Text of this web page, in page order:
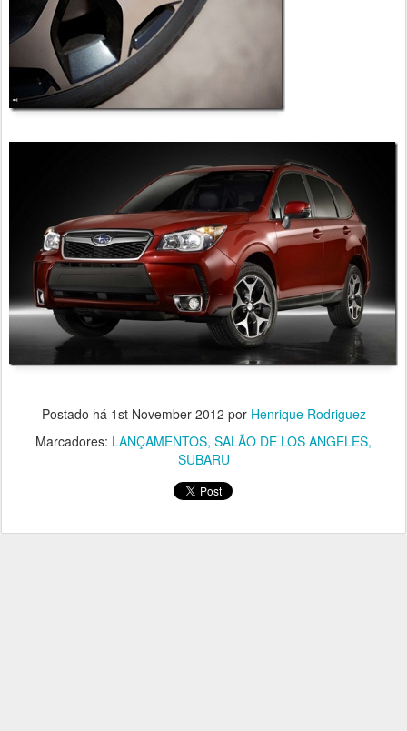
Postado há 1st November 2012 por Henrique Rodriguez
Marcadores: LANÇAMENTOS SALÃO DE LOS ANGELES
SUBARU